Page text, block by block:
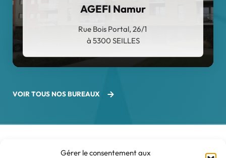
Gérer le consentement aux
AGEFI Namur
Rue Bois Portal, 26/1
à 5300 SEILLES
VOIR TOUS NOS BUREAUX